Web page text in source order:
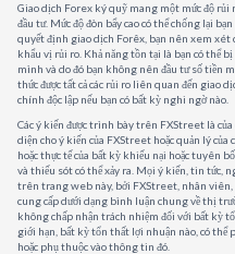
Giao dịch Forex ký quỹ mang một mức độ rủi
đầu tư. Mức độ đòn bẩy cao có thể chống lại
quyết định giao dịch Forêx, bạn nên xem xét
khẩu vị rủi ro. Khả năng tồn tại là bạn có thể bị
mình và do đó bạn không nên đầu tư số tiền
thức được tất cả các rủi ro liên quan đến giao
chính độc lập nếu bạn có bất kỳ nghi ngờ nào.
Các ý kiến được trình bày trên FXStreet là
diện cho ý kiến của FXStreet hoặc quản lý
hoặc thực tế của bất kỳ khiếu nại hoặc tuyên
và thiếu sót có thể xảy ra. Mọi ý kiến, tin tức,
trên trang web này, bởi FXStreet, nhân viên,
cung cấp dưới dạng bình luận chung về thị
không chấp nhận trách nhiệm đối với bất kỳ
giới hạn, bất kỳ tổn thất lợi nhuận nào, có
hoặc phụ thuộc vào thông tin đó.